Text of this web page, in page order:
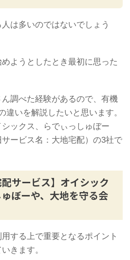
は多いのではないでしょう
ようとしたとき最初に思った
調べた経験があるので、有機
違いを解説したいと思います。
ックス、らでぃっしゅぼー
ービス名：大地宅配）の3社で
配サービス】オイシック
ぼーや、大地を守る会
する上で重要となるポイント
きます。